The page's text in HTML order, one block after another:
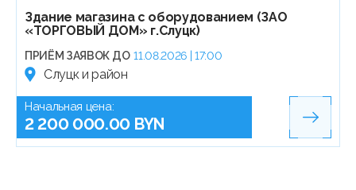
Здание магазина с оборудованием (ЗАО
«ТОРГОВЫЙ ДОМ» г.Слуцк)
ПРИЁМ ЗАЯВОК ДО 11.08.2026 | 17:00
Слуцк и район
Начальная цена:
2 200 000.00 BYN